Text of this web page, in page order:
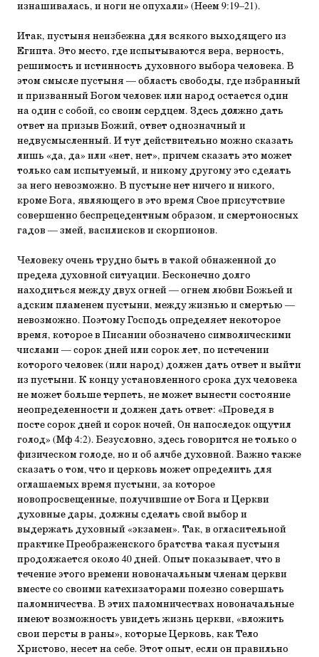
изнашивалась, и ноги не опухали» (Неем 9:19–21).
Итак, пустыня неизбежна для всякого выходящего из
Египта. Это место, где испытываются вера, верность,
решимость и истинность духовного выбора человека. В
этом смысле пустыня — область свободы, где избранный
и призванный Богом человек или народ остается один
на один с собой, со своим сердцем. Здесь должно дать
ответ на призыв Божий, ответ однозначный и
недвусмысленный. И тут действительно можно сказать
лишь «да, да» или «нет, нет», причем сказать это может
только сам испытуемый, и никому другому это сделать
за него невозможно. В пустыне нет ничего и никого,
кроме Бога, являющего в это время Свое присутствие
совершенно беспрецедентным образом, и смертоносных
гадов — змей, василисков и скорпионов.
Человеку очень трудно быть в такой обнаженной до
предела духовной ситуации. Бесконечно долго
находиться между двух огней — огнем любви Божьей и
адским пламенем пустыни, между жизнью и смертью —
невозможно. Поэтому Господь определяет некоторое
время, которое в Писании обозначено символическими
числами — сорок дней или сорок лет, по истечении
которого человек (или народ) должен дать ответ и выйти
из пустыни. К концу установленного срока дух человека
не может больше терпеть, не может вынести состояние
неопределенности и должен дать ответ: «Проведя в
посте сорок дней и сорок ночей, Он напоследок ощутил
голод» (Мф 4:2). Безусловно, здесь говорится не только о
физическом голоде, но и об алчбе духовной. Важно также
сказать о том, что и церковь может определить для
оглашаемых время пустыни, за которое
новопросвещенные, получившие от Бога и Церкви
духовные дары, должны сделать свой выбор и
выдержать духовный «экзамен». Так, в огласительной
практике Преображенского братства такая пустыня
продолжается около 40 дней. Опыт показывает, что в
течение этого времени новоначальным членам церкви
вместе со своими катехизаторами полезно совершать
паломничества. В этих паломничествах новоначальные
имеют возможность увидеть жизнь церкви, «вложить
свои персты в раны», которые Церковь, как Тело
Христово, несет на себе. Этот опыт, если он правильно